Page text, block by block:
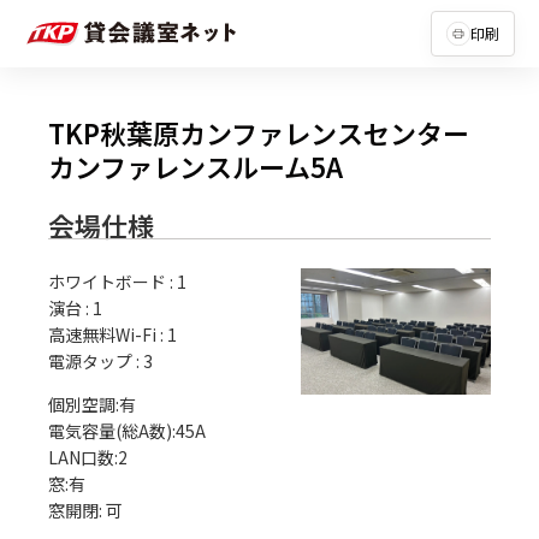
印刷
TKP秋葉原カンファレンスセンター
カンファレンスルーム5A
会場仕様
ホワイトボード : 1
演台 : 1
高速無料Wi-Fi : 1
電源タップ : 3
個別空調:有
電気容量(総A数):45A
LAN口数:2
窓:有